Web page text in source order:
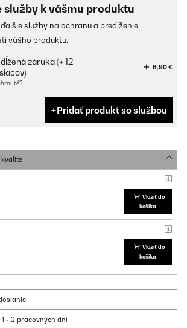
služby k vášmu produktu
služby na ochranu a predĺženie
vášho produktu.
záruka (+ 12
6,90 €
Pridať produkt so službou
kvalite
Vložiť do
košíka
Vložiť do
košíka
- 2 pracovných dní